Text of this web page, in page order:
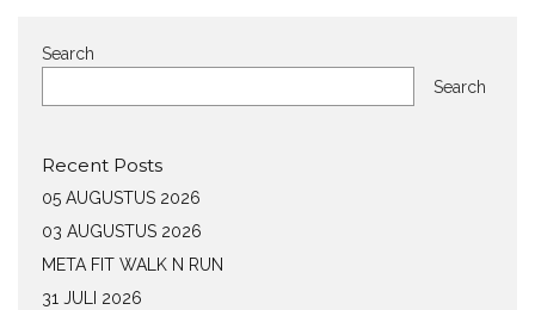
Search
Search
Recent Posts
05 AUGUSTUS 2026
03 AUGUSTUS 2026
META FIT WALK N RUN
31 JULI 2026